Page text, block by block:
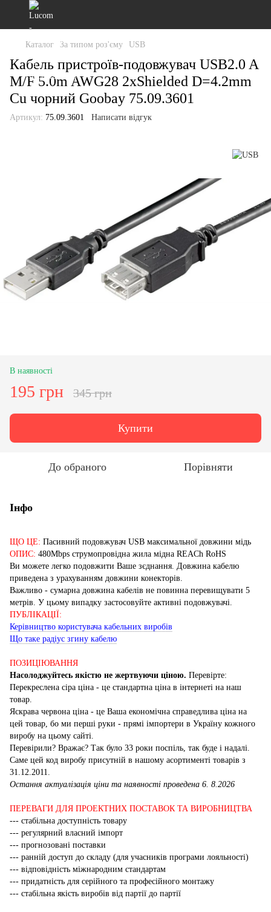
Каталог За типом роз'єму USB
Кабель пристроїв-подовжувач USB2.0 A
M/F 5.0m AWG28 2xShielded D=4.2mm
Cu чорний Goobay 75.09.3601
Артикул: 75.09.3601 Написати відгук
В наявності
195 грн 345 грн
Купити
До обраного Порівняти
Інфо
ЩО ЦЕ: Пасивний подовжувач USB максимальної довжини мідь
ОПИС: 480Mbps струмопровідна жила мідна REACh RoHS
Ви можете легко подовжити Ваше зєднання. Довжина кабелю
приведена з урахуванням довжини конекторів.
Важливо - сумарна довжина кабелів не повинна перевищувати 5
метрів. У цьому випадку застосовуйте активні подовжувачі.
ПУБЛІКАЦІЇ:
Керівництво користувача кабельних виробів
Що таке радіус згину кабелю
ПОЗИЦІЮВАННЯ
Насолоджуйтесь якістю не жертвуючи ціною. Перевірте:
Перекреслена сіра ціна - це стандартна ціна в інтернеті на наш
товар.
Яскрава червона ціна - це Ваша економічна справедлива ціна на
цей товар, бо ми перші руки - прямі імпортери в Україну кожного
виробу на цьому сайті.
Перевірили? Вражає? Так було 33 роки поспіль, так буде і надалі.
Саме цей код виробу присутній в нашому асортименті товарів з
31.12.2011.
Остання актуалізація ціни та наявності проведена 6. 8.2026
ПЕРЕВАГИ ДЛЯ ПРОЕКТНИХ ПОСТАВОК ТА ВИРОБНИЦТВА
--- стабільна доступність товару
--- регулярний власний імпорт
--- прогнозовані поставки
--- ранній доступ до складу (для учасників програми лояльності)
--- відповідність міжнародним стандартам
--- придатність для серійного та професійного монтажу
--- стабільна якість виробів від партії до партії